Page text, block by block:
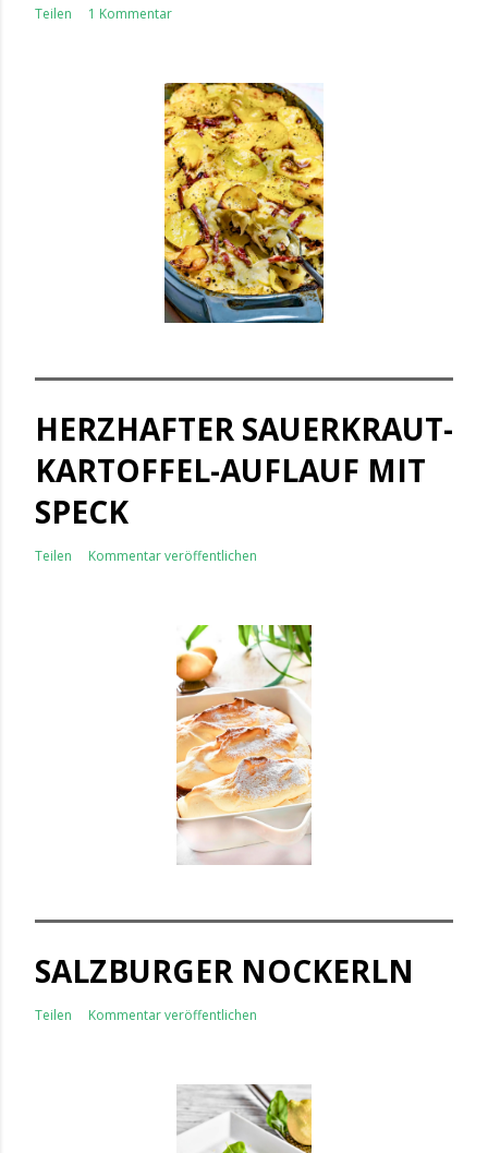
Teilen 1 Kommentar
HERZHAFTER SAUERKRAUT-
KARTOFFEL-AUFLAUF MIT
SPECK
Teilen Kommentar veröffentlichen
SALZBURGER NOCKERLN
Teilen Kommentar veröffentlichen